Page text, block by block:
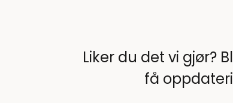
Liker du det vi gjør?
få